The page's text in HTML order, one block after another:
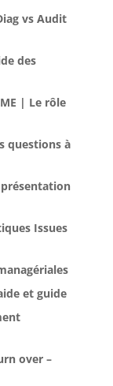
vs Audit
des
| Le rôle
questions à
Issues
et guide
over –